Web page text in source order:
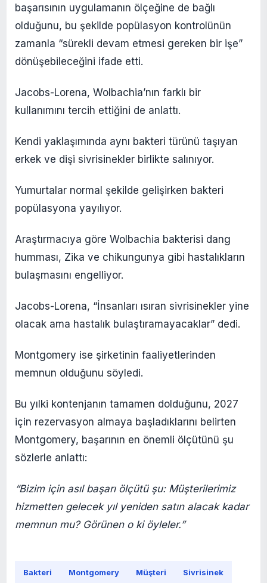
başarısının uygulamanın ölçeğine de bağlı
olduğunu, bu şekilde popülasyon kontrolünün
zamanla “sürekli devam etmesi gereken bir işe”
dönüşebileceğini ifade etti.
Jacobs-Lorena, Wolbachia’nın farklı bir
kullanımını tercih ettiğini de anlattı.
Kendi yaklaşımında aynı bakteri türünü taşıyan
erkek ve dişi sivrisinekler birlikte salınıyor.
Yumurtalar normal şekilde gelişirken bakteri
popülasyona yayılıyor.
Araştırmacıya göre Wolbachia bakterisi dang
humması, Zika ve chikungunya gibi hastalıkların
bulaşmasını engelliyor.
Jacobs-Lorena, “İnsanları ısıran sivrisinekler yine
olacak ama hastalık bulaştıramayacaklar” dedi.
Montgomery ise şirketinin faaliyetlerinden
memnun olduğunu söyledi.
Bu yılki kontenjanın tamamen dolduğunu, 2027
için rezervasyon almaya başladıklarını belirten
Montgomery, başarının en önemli ölçütünü şu
sözlerle anlattı:
“Bizim için asıl başarı ölçütü şu: Müşterilerimiz
hizmetten gelecek yıl yeniden satın alacak kadar
memnun mu? Görünen o ki öyleler.”
Bakteri Montgomery Müşteri Sivrisinek